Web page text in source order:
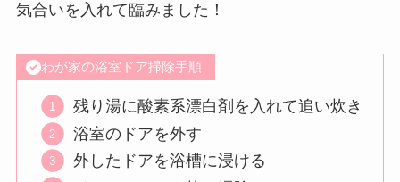
気合いを入れて臨みました！
わが家の浴室ドア掃除手順
残り湯に酸素系漂白剤を入れて追い炊き
浴室のドアを外す
外したドアを浴槽に浸ける